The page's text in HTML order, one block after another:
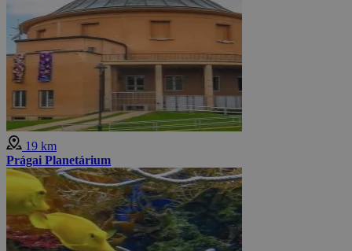
19 km
Prágai Planetárium